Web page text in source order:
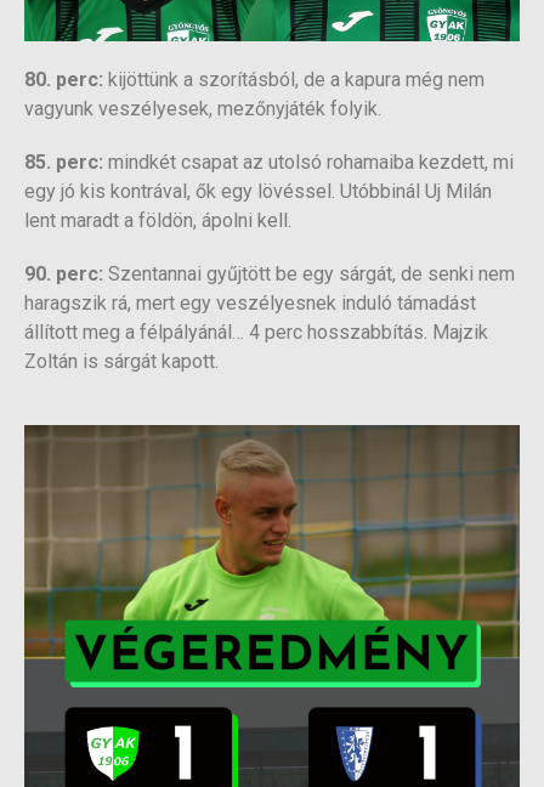
80. perc: kijöttünk a szorításból, de a kapura még nem
vagyunk veszélyesek, mezőnyjáték folyik.
85. perc: mindkét csapat az utolsó rohamaiba kezdett, mi
egy jó kis kontrával, ők egy lövéssel. Utóbbinál Uj Milán
lent maradt a földön, ápolni kell.
90. perc: Szentannai gyűjtött be egy sárgát, de senki nem
haragszik rá, mert egy veszélyesnek induló támadást
állított meg a félpályánál… 4 perc hosszabbítás. Majzik
Zoltán is sárgát kapott.